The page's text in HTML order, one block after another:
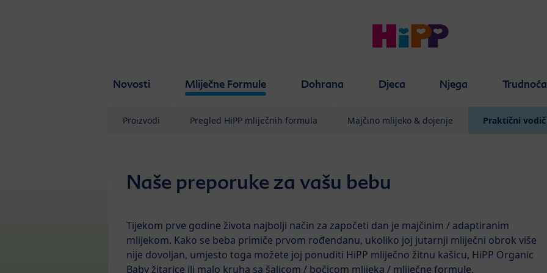
Novosti Mliječne Formule Dohrana Djeca Njega Trudnoća
Proizvodi Pregled HiPP mliječnih formula Majčino mlijeko & dojenje Praktični vodič
Naše preporuke za vašu bebu
Tijekom prve godine života najbolji način za započeti dan je majčinim / adaptiranim
mlijekom. Kako se beba primiče prvom rođendanu, ukoliko joj jutarnji mliječni obrok više
nije dovoljan, umjesto toga možete joj ponuditi HiPP mliječno žitnu kašicu, HiPP Organic
Baby žitarice ili malo kruha sa šalicom / bočicom mlijeka / mliječne formule.